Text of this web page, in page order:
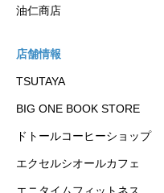
油仁商店
店舗情報
TSUTAYA
BIG ONE BOOK STORE
ドトールコーヒーショップ
エクセルシオールカフェ